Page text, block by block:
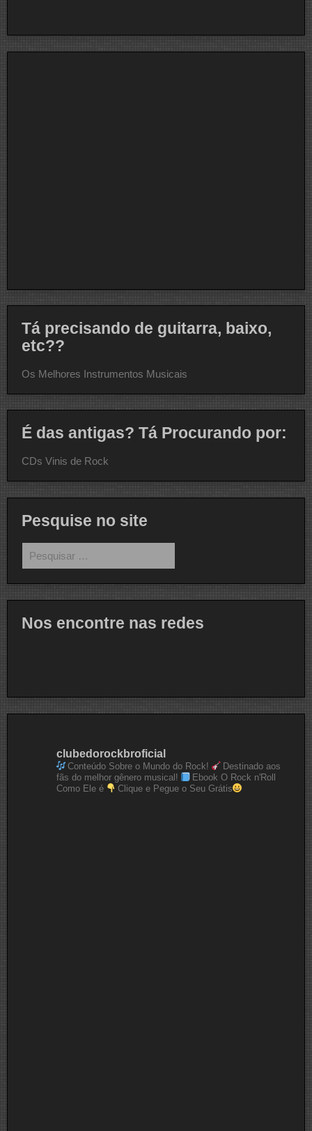
Tá precisando de guitarra, baixo,
etc??
Os Melhores Instrumentos Musicais
É das antigas? Tá Procurando por:
CDs Vinis de Rock
Pesquise no site
por:
Nos encontre nas redes
clubedorockbroficial
Conteúdo Sobre o Mundo do Rock!
Destinado aos
fãs do melhor gênero musical!
Ebook O Rock n'Roll
Como Ele é
Clique e Pegue o Seu Grátis